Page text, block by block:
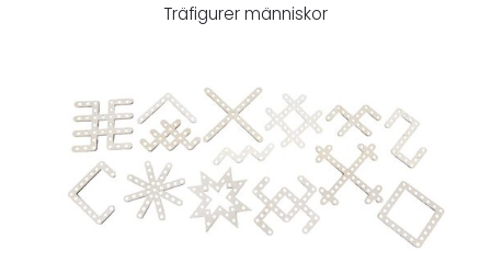
Träfigurer människor